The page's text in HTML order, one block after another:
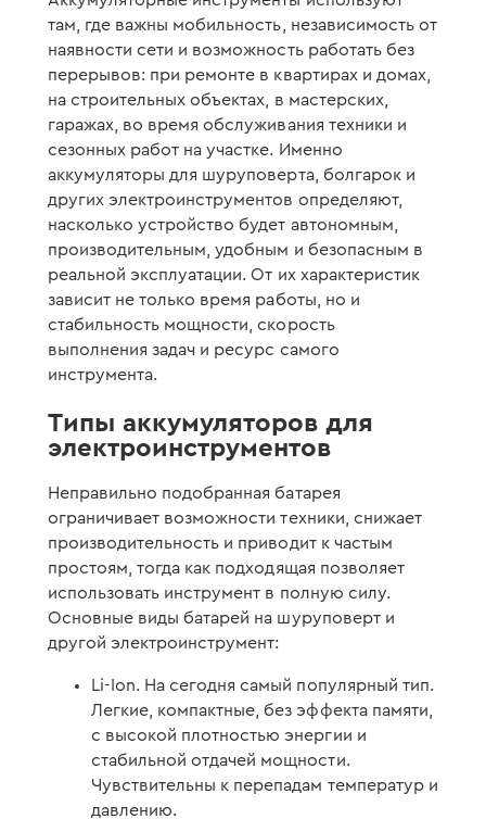
там, где важны мобильность, независимость от
наявности сети и возможность работать без
перерывов: при ремонте в квартирах и домах,
на строительных объектах, в мастерских,
гаражах, во время обслуживания техники и
сезонных работ на участке. Именно
аккумуляторы для шуруповерта, болгарок и
других электроинструментов определяют,
насколько устройство будет автономным,
производительным, удобным и безопасным в
реальной эксплуатации. От их характеристик
зависит не только время работы, но и
стабильность мощности, скорость
выполнения задач и ресурс самого
инструмента.
Типы аккумуляторов для
электроинструментов
Неправильно подобранная батарея
ограничивает возможности техники, снижает
производительность и приводит к частым
простоям, тогда как подходящая позволяет
использовать инструмент в полную силу.
Основные виды батарей на шуруповерт и
другой электроинструмент:
Li-Ion. На сегодня самый популярный тип.
Легкие, компактные, без эффекта памяти,
с высокой плотностью энергии и
стабильной отдачей мощности.
Чувствительны к перепадам температур и
давлению.